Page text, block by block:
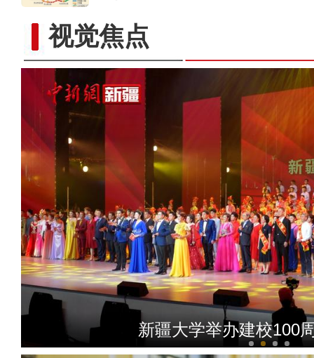
视觉焦点2024年中亚青少年创客营在
新疆大学举办建校100